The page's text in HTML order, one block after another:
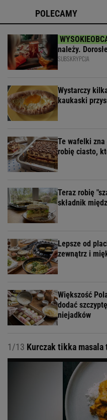
POLECAMY
należy.
SUBSKRYPCJA
Wystarczy
kaukaski
Te wafelki
robię ciasto,
Teraz robię
składnik
Lepsze od
zewnątrz i
Większość
dodać
niejadków
1/13 Kurczak tikka